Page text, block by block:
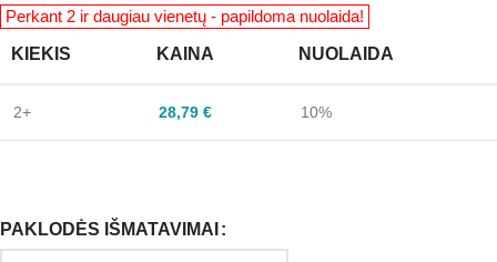
KIEKIS KAINA NUOLAIDA
2+ 28,79 € 10%
PAKLODĖS IŠMATAVIMAI